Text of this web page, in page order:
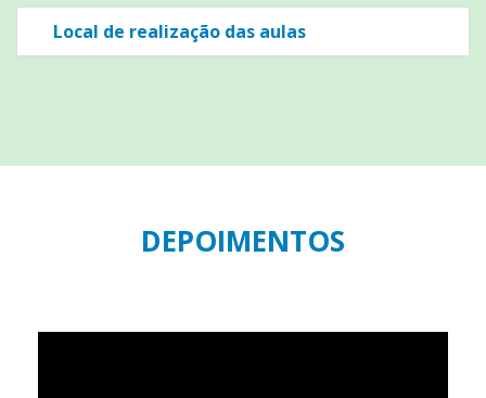
Local de realização das aulas
DEPOIMENTOS